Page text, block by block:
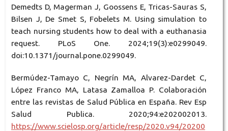
Demedts D, Magerman J, Goossens E, Tricas-Sauras S,
Bilsen J, De Smet S, Fobelets M. Using simulation to
teach nursing students how to deal with a euthanasia
request. PLoS One. 2024;19(3):e0299049.
doi:10.1371/journal.pone.0299049.
Bermúdez-Tamayo C, Negrín MA, Alvarez-Dardet C,
López Franco MA, Latasa Zamalloa P. Colaboración
entre las revistas de Salud Pública en España. Rev Esp
Salud Publica. 2020;94:e202002013.
https://www.scielosp.org/article/resp/2020.v94/20200